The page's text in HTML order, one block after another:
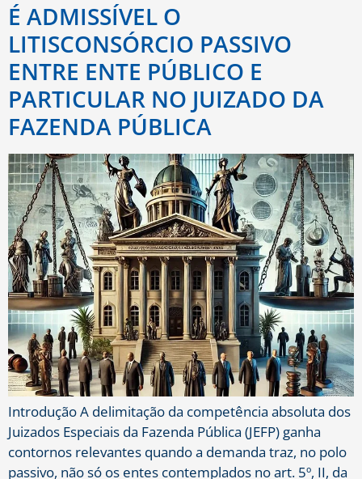
É ADMISSÍVEL O
LITISCONSÓRCIO PASSIVO
ENTRE ENTE PÚBLICO E
PARTICULAR NO JUIZADO DA
FAZENDA PÚBLICA
Introdução A delimitação da competência absoluta dos
Juizados Especiais da Fazenda Pública (JEFP) ganha
contornos relevantes quando a demanda traz, no polo
passivo, não só os entes contemplados no art. 5º, II, da